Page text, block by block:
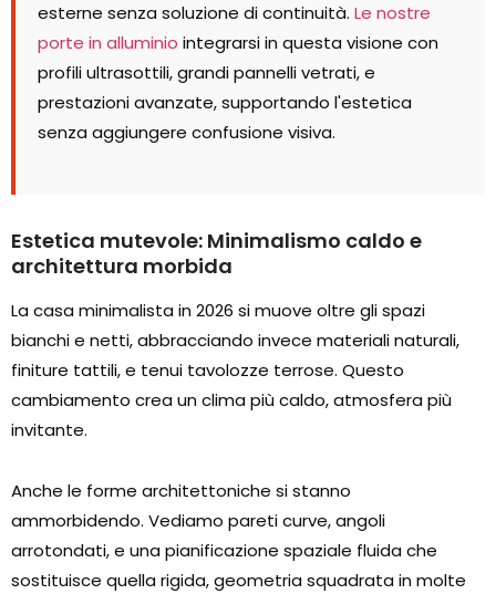
esterne senza soluzione di continuità. Le nostre
porte in alluminio integrarsi in questa visione con
profili ultrasottili, grandi pannelli vetrati, e
prestazioni avanzate, supportando l'estetica
senza aggiungere confusione visiva.
Estetica mutevole: Minimalismo caldo e
architettura morbida
La casa minimalista in 2026 si muove oltre gli spazi
bianchi e netti, abbracciando invece materiali naturali,
finiture tattili, e tenui tavolozze terrose. Questo
cambiamento crea un clima più caldo, atmosfera più
invitante.
Anche le forme architettoniche si stanno
ammorbidendo. Vediamo pareti curve, angoli
arrotondati, e una pianificazione spaziale fluida che
sostituisce quella rigida, geometria squadrata in molte